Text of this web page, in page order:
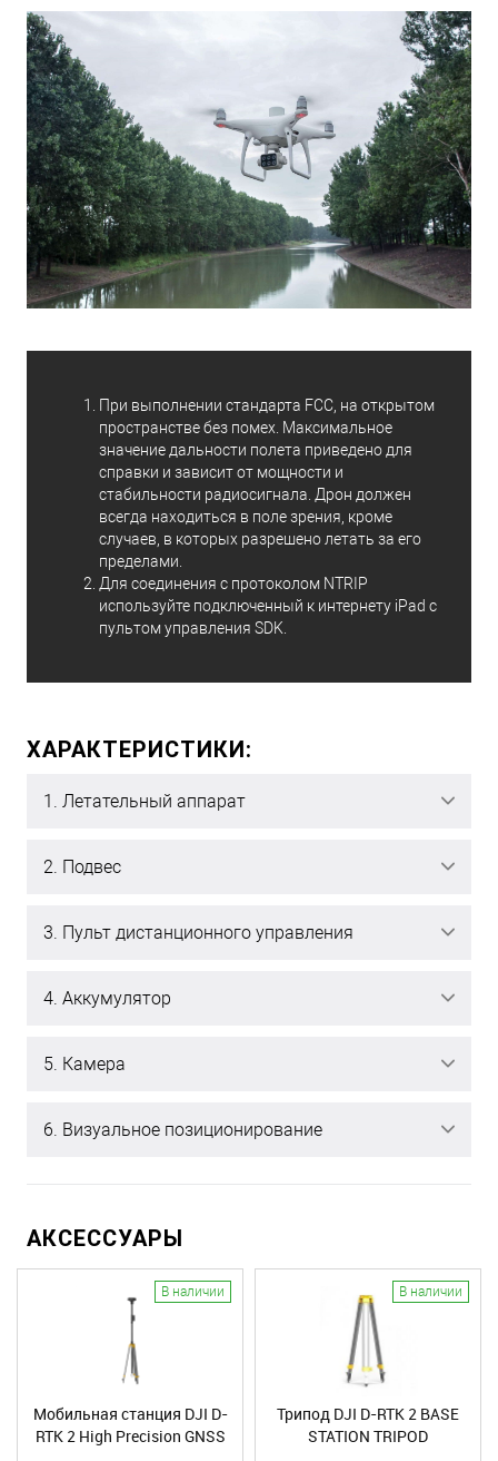
При выполнении стандарта FCC, на открытом
пространстве без помех. Максимальное
значение дальности полета приведено для
справки и зависит от мощности и
стабильности радиосигнала. Дрон должен
всегда находиться в поле зрения, кроме
случаев, в которых разрешено летать за его
пределами.
Для соединения с протоколом NTRIP
используйте подключенный к интернету iPad с
пультом управления SDK.
ХАРАКТЕРИСТИКИ:
1. Летательный аппарат
2. Подвес
3. Пульт дистанционного управления
4. Аккумулятор
5. Камера
6. Визуальное позиционирование
АКСЕССУАРЫ
В наличии
Мобильная станция DJI D-
RTK 2 High Precision GNSS
В наличии
Трипод DJI D-RTK 2 BASE
STATION TRIPOD